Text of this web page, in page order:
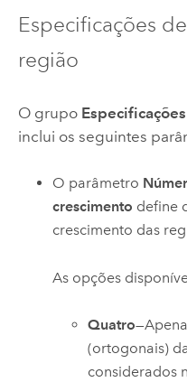
Especificações
região
O grupo
inclui os seguintes
O parâmetro
crescimento define
crescimento das
As opções
Quatro
(ortogonais)
considerados